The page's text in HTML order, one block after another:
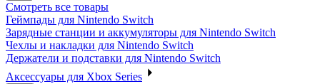
Смотреть все товары
Геймпады для Nintendo Switch
Зарядные станции и аккумуляторы для Nintendo Switch
Чехлы и накладки для Nintendo Switch
Держатели и подставки для Nintendo Switch
Аксессуары для Xbox Series